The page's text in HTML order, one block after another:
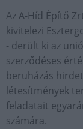
Az A-Híd Építő
kivitelezi
- derült ki az
szerződéses
beruházás
létesítmények
feladatait
számára.